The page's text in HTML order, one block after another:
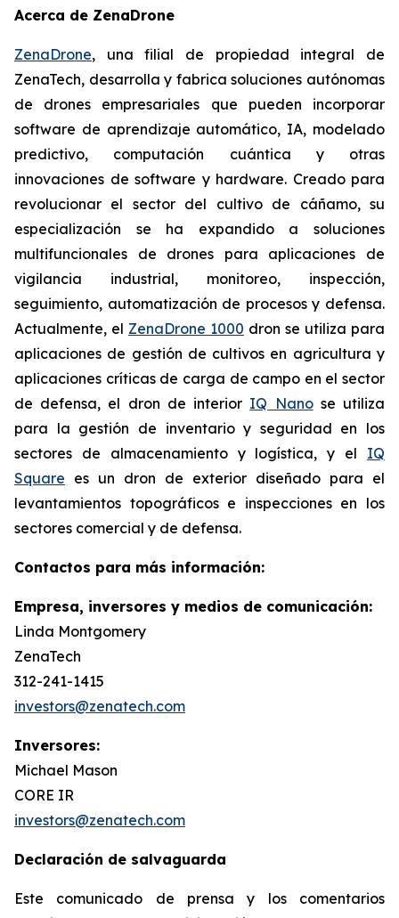
Acerca de ZenaDrone
ZenaDrone, una filial de propiedad integral de
ZenaTech, desarrolla y fabrica soluciones autónomas
de drones empresariales que pueden incorporar
software de aprendizaje automático, IA, modelado
predictivo, computación cuántica y otras
innovaciones de software y hardware. Creado para
revolucionar el sector del cultivo de cáñamo, su
especialización se ha expandido a soluciones
multifuncionales de drones para aplicaciones de
vigilancia industrial, monitoreo, inspección,
seguimiento, automatización de procesos y defensa.
Actualmente, el ZenaDrone 1000 dron se utiliza para
aplicaciones de gestión de cultivos en agricultura y
aplicaciones críticas de carga de campo en el sector
de defensa, el dron de interior IQ Nanose utiliza
para la gestión de inventario y seguridad en los
sectores de almacenamiento y logística, y el IQ
Square es un dron de exterior diseñado para el
levantamientos topográficos e inspecciones en los
sectores comercial y de defensa.
Contactos para más información:
Empresa, inversores y medios de comunicación:
Linda Montgomery
ZenaTech
312-241-1415
investors@zenatech.com
Inversores:
Michael Mason
CORE IR
investors@zenatech.com
Declaración de salvaguarda
Este comunicado de prensa y los comentarios